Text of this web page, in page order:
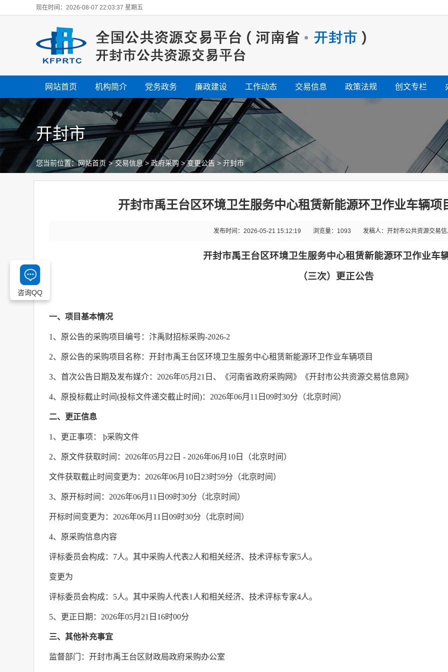
现在时间：2026-08-07 22:03:38 星期五
网站首页 机构简介 党务政务 廉政建设 工作动态 交易信息 政策法规 创文专栏
开封市
您当前位置：网站首页 > 交易信息>政府采购 >变更公告 >开封市
开封市禹王台区环境卫生服务中心租赁新能源环卫作业车辆项
发布时间：2026-05-21 15:12:19 浏览量： 1093 发稿人：开封市公共资源交易信
开封市禹王台区环境卫生服务中心租赁新能源环卫作业车
（三次）更正公告
一、项目基本情况
1 、原公告的采购项目编号：汴禹财招标采购-2026-2
2、原公告的采购项目名称：开封市禹王台区环境卫生服务中心租赁新能源环卫作业车辆项目
3、首次公告日期及发布媒介： 2026年05月 21 日、《河南省政府采购网》《开封市公共资源交易信息网》
4、原投标截止时间(投标文件递交截止时间)： 2026年06月 11 日 09时30分（北京时间）
二、更正信息
1 、更正事项： þ采购文件
2、原文件获取时间： 2026年05月 22 日 - 2026年06月 10 日（北京时间）
文件获取截止时间变更为： 2026年06月 10 日 23时59分（北京时间）
3、原开标时间： 2026年06月 11 日 09时30分（北京时间）
开标时间变更为： 2026年06月 11 日 09时30分（北京时间）
4、原采购信息内容
评标委员会构成： 7人。其中采购人代表2人和相关经济、技术评标专家5人。
变更为
评标委员会构成： 5人。其中采购人代表1 人和相关经济、技术评标专家4人。
5、更正日期： 2026年05月 21 日 16时00分
三、其他补充事宜
监督部门：开封市禹王台区财政局政府采购办公室
咨询QQ